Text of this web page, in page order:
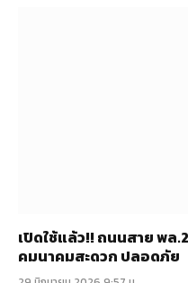
เปิดใช้แล้ว!! ถนนสาย พล
คมนาคมสะดวก ปลอดภัย